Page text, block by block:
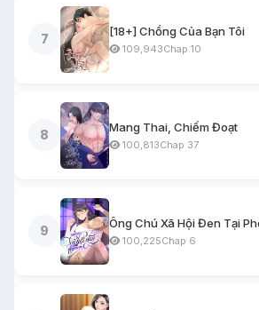
7
[18+] Chồng Của Bạn Tôi
109,943Chap 10
8
Mang Thai, Chiếm Đoạt
100,813Chap 37
9
Ông Chú Xã Hội Đen Tại
100,225Chap 6